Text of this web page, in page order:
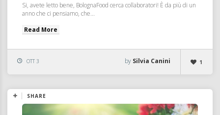
Si, avete letto bene, BolognaFood cerca collaboratori! È da più di un
anno che ci pensiamo, che...
Read More
OTT 3 1
by Silvia Canini
SHARE